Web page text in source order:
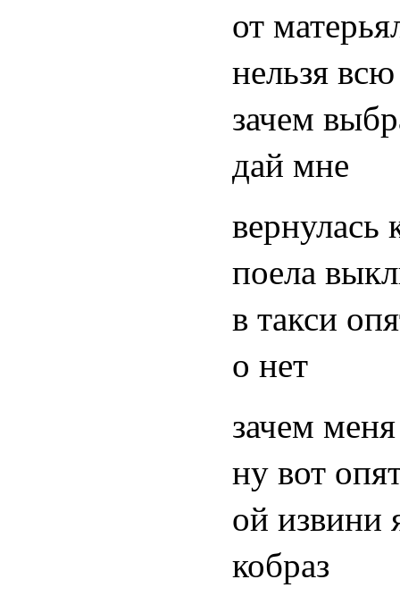
от
нельзя
зачем
дай мне
вернулась
поела
в такси
о нет
зачем
ну вот
ой извини
кобраз